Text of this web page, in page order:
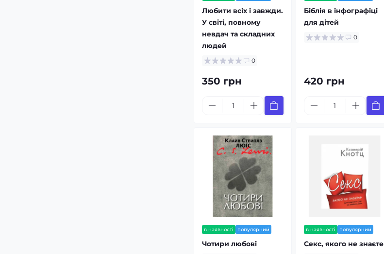
Любити всіх і завжди.
У світі, повному
невдач та складних
людей
0
350 грн
Біблія в інфографіці
для дітей
0
420 грн
в наявності популярний
Чотири любові
в наявності популярний
Секс, якого не знаєте